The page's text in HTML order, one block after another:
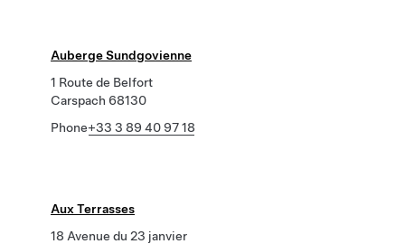
Auberge Sundgovienne
1 Route de Belfort
Carspach 68130
Phone+33 3 89 40 97 18
Aux Terrasses
18 Avenue du 23 janvier